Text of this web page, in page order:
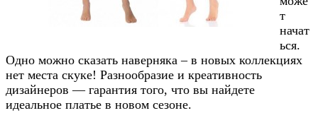
т
начат
ься.
Одно можно сказать наверняка – в новых коллекциях
нет места скуке! Разнообразие и креативность
дизайнеров — гарантия того, что вы найдете
идеальное платье в новом сезоне.